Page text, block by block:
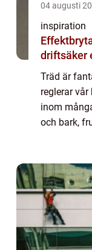
04 augusti
inspiration
Effektbrytare grunden för
driftsäker
Träd är
reglerar
inom
och bark,
beh...